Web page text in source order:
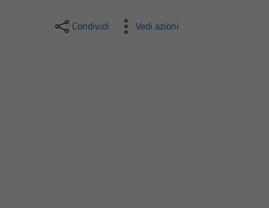
Condividi Vedi azioni